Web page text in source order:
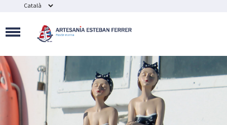
NAVALES
SOUVENIR
Y
BISUTERÍA
FIGURAS
DE
DECORACIÓN
NÁUTICA